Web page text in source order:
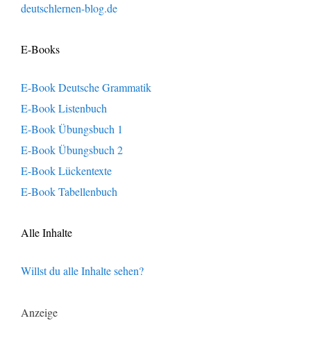
deutschlernen-blog.de
E-Books
E-Book Deutsche Grammatik
E-Book Listenbuch
E-Book Übungsbuch 1
E-Book Übungsbuch 2
E-Book Lückentexte
E-Book Tabellenbuch
Alle Inhalte
Willst du alle Inhalte sehen?
Anzeige